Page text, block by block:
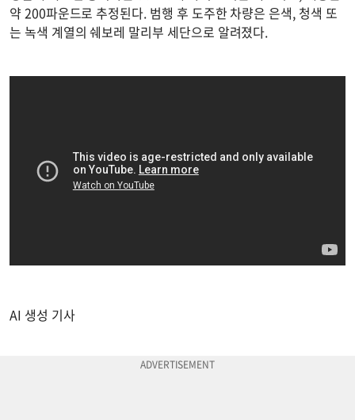
약 200파운드로 추정된다. 범행 후 도주한 차량은 은색, 청색 또
는 녹색 계열의 쉐보레 말리부 세단으로 알려졌다.
AI 생성 기사